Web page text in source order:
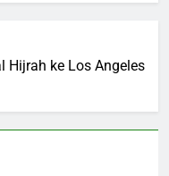
Hijrah ke Los Angeles